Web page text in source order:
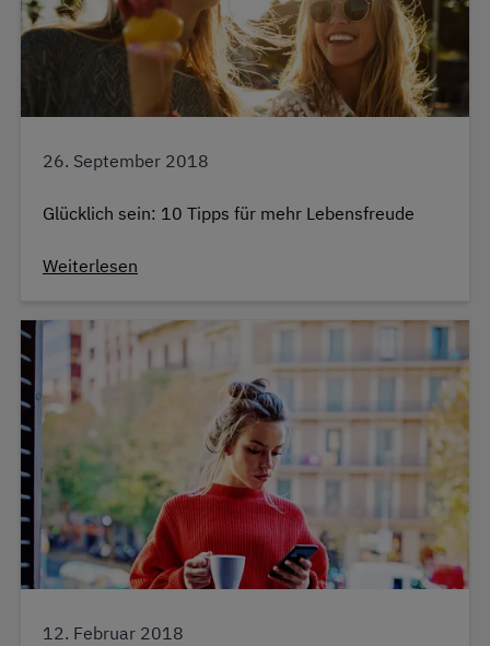
26. September 2018
Glücklich sein: 10 Tipps für mehr Lebensfreude
Weiterlesen
12. Februar 2018